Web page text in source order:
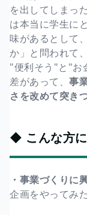
を出してしまっ
は本当に学生に
味があるとして
か」と問われて
"便利そう"と"お
差があって、 事
さを改めて突き
◆ こんな方
・事業づくりに
企画をやってみ